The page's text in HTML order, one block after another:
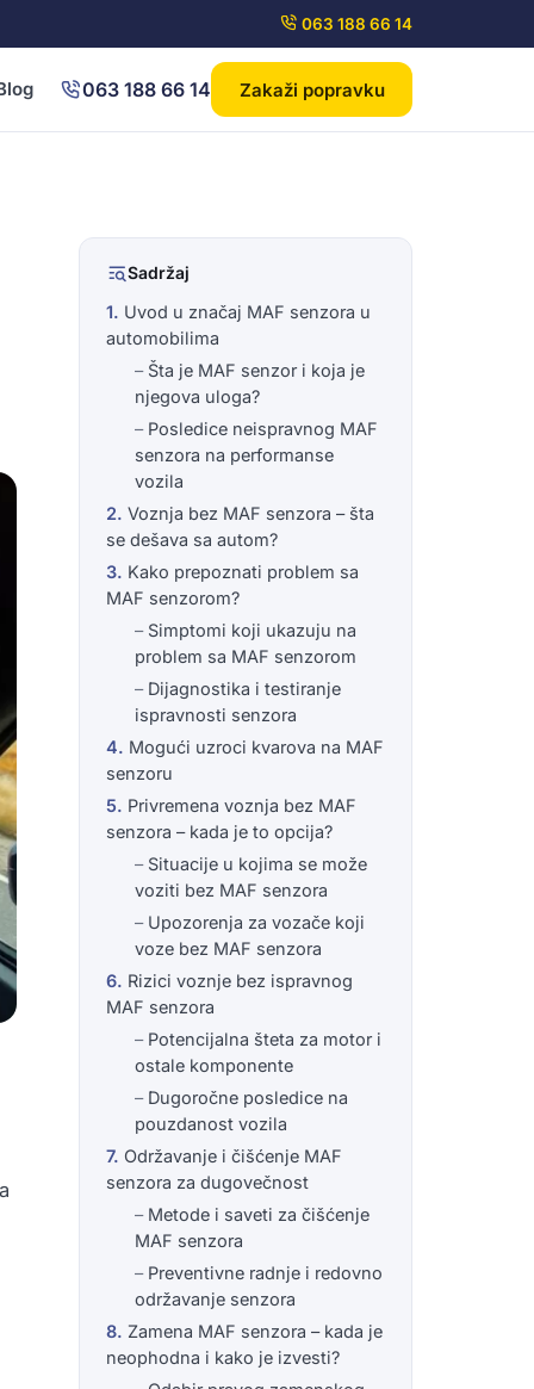
063 188 66 14
063 188 66 14 Zakaži popravku
Sadržaj
Uvod u značaj MAF senzora u
automobilima
Šta je MAF senzor i koja je
njegova uloga?
Posledice neispravnog MAF
senzora na performanse
vozila
Voznja bez MAF senzora – šta
se dešava sa autom?
Kako prepoznati problem sa
MAF senzorom?
Simptomi koji ukazuju na
problem sa MAF senzorom
Dijagnostika i testiranje
ispravnosti senzora
Mogući uzroci kvarova na MAF
senzoru
Privremena voznja bez MAF
senzora – kada je to opcija?
Situacije u kojima se može
voziti bez MAF senzora
Upozorenja za vozače koji
voze bez MAF senzora
Rizici voznje bez ispravnog
MAF senzora
Potencijalna šteta za motor i
ostale komponente
Dugoročne posledice na
pouzdanost vozila
Održavanje i čišćenje MAF
senzora za dugovečnost
Metode i saveti za čišćenje
MAF senzora
Preventivne radnje i redovno
održavanje senzora
Zamena MAF senzora – kada je
neophodna i kako je izvesti?